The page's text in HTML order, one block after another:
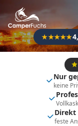
★★★★★
Nur
keine
Direkt
feste
Flexibel (±3 Tage)
Fahrzeugtyp
Vollintegriert
Alkoven
Wohnwagen